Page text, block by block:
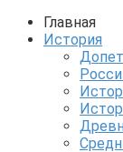
Главная
История